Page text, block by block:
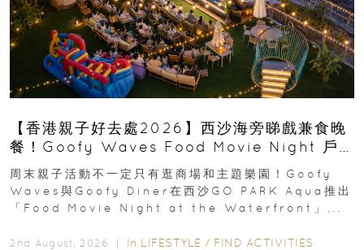
【香港親子好去處2026】西沙海旁睇戲兼食晚
餐！Goofy Waves Food Movie Night 戶
外影院逢週末登場
周末親子活動不一定只有逛商場和主題樂園！Goofy
Waves與Goofy Diner在西沙GO PARK Aqua推出
「Food Movie Night at the Waterfront」...
2nd August, 2026 ｜ In LIFESTYLE / FIND ACTIVITIES